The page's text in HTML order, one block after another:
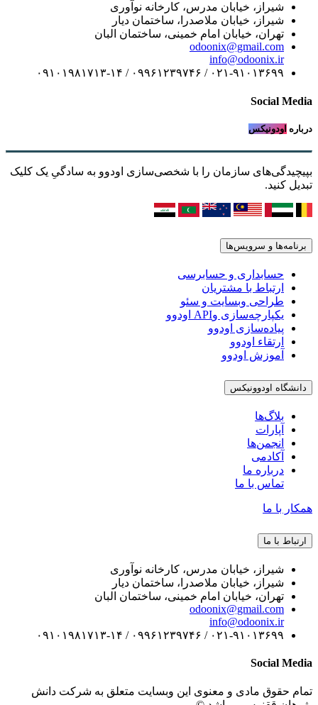
شیراز، خیابان مدرس، کارخانه نوآوری
شیراز، خیابان ملاصدرا، ساختمان دیار
تهران، خیابان امام خمینی، ساختمان البان
odoonix@gmail.com
info@odoonix.ir
۰۲۱-۹۱۰۱۳۶۹۹ / ۰۹۹۶۱۲۳۹۷۴۶ / ۰۹۱۰۱۹۸۱۷۱۳-۱۴
Social Media
درباره اودونیکس
بپیچیدگی‌های سازمان را با شخصی‌سازی اودوو به سادگیِ یک کلیک
تبدیل کنید.
برنامه‌ها و سرویس‌ها
حسابداری و حسابرسی
ارتباط با مشتریان
طراحی وبسایت و سئو
یکپارچه‌سازی وAPI اودوو
پیاده‌سازی اودوو
ارتقاء اودوو
آموزش اودوو
دانشگاه اودوونیکس
بلاگ‌ها
آپارات
انجمن‌ها
آکادمی
درباره ما
تماس با ما
همکار با ما
ارتباط با ما
شیراز، خیابان مدرس، کارخانه نوآوری
شیراز، خیابان ملاصدرا، ساختمان دیار
تهران، خیابان امام خمینی، ساختمان البان
odoonix@gmail.com
info@odoonix.ir
۰۲۱-۹۱۰۱۳۶۹۹ / ۰۹۹۶۱۲۳۹۷۴۶ / ۰۹۱۰۱۹۸۱۷۱۳-۱۴
Social Media
تمام حقوق مادی و معنوی این وبسایت متعلق به شرکت دانش